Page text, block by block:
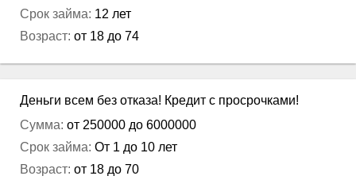
Срок займа: 12 лет
Возраст: от 18 до 74
Деньги всем без отказа! Кредит с просрочками!
Сумма: от 250000 до 6000000
Срок займа: От 1 до 10 лет
Возраст: от 18 до 70